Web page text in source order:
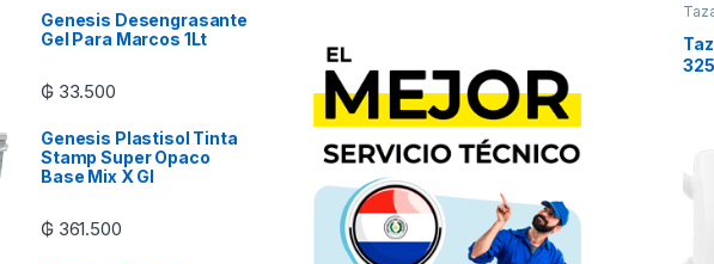
Genesis Desengrasante
Gel Para Marcos 1Lt
₲ 33.500
Genesis Plastisol Tinta
Stamp Super Opaco
Base Mix X Gl
₲ 361.500